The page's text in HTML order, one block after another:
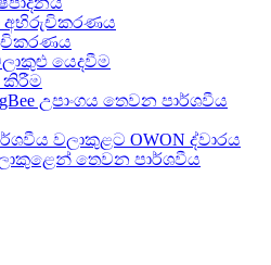
අභිරුචිකරණය
යෙදවීම
කිරීම
උපාංගය තෙවන පාර්ශවීය
වලාකුළට OWON ද්වාරය
තෙවන පාර්ශවීය